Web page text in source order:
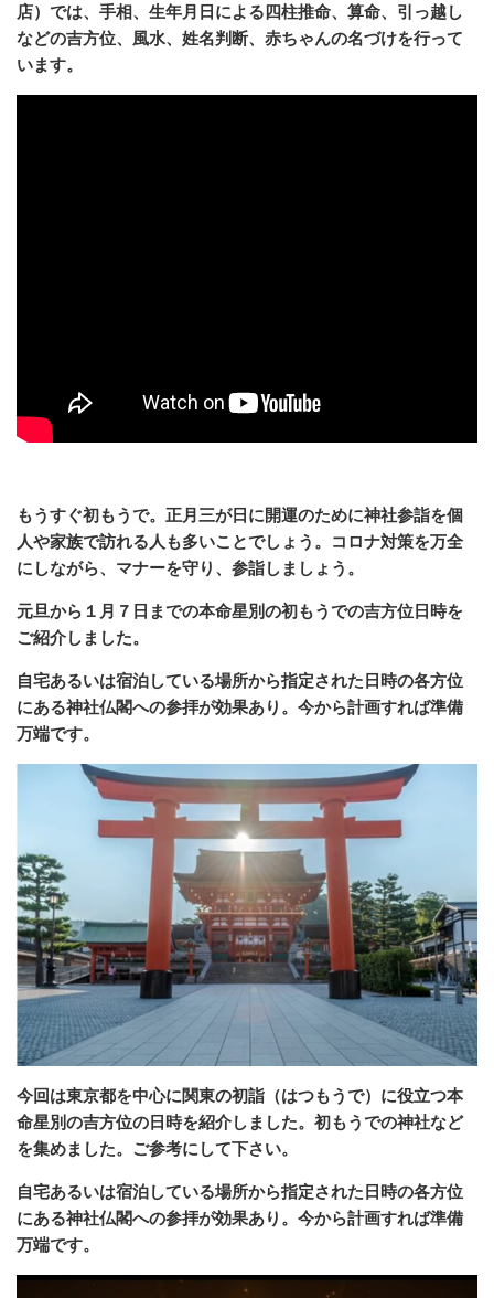
店）では、手相、生年月日による四柱推命、算命、引っ越し
などの吉方位、風水、姓名判断、赤ちゃんの名づけを行って
います。
もうすぐ初もうで。正月三が日に開運のために神社参詣を個
人や家族で訪れる人も多いことでしょう。コロナ対策を万全
にしながら、マナーを守り、参詣しましょう。
元旦から１月７日までの本命星別の初もうでの吉方位日時を
ご紹介しました。
自宅あるいは宿泊している場所から指定された日時の各方位
にある神社仏閣への参拝が効果あり。今から計画すれば準備
万端です。
今回は東京都を中心に関東の初詣（はつもうで）に役立つ本
命星別の吉方位の日時を紹介しました。初もうでの神社など
を集めました。ご参考にして下さい。
自宅あるいは宿泊している場所から指定された日時の各方位
にある神社仏閣への参拝が効果あり。今から計画すれば準備
万端です。